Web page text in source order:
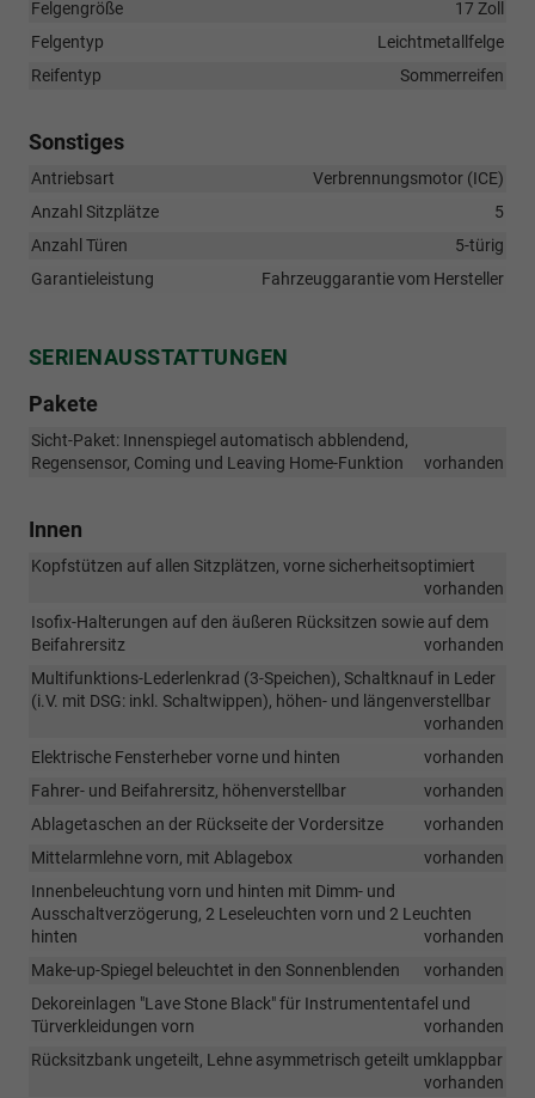
Felgengröße
17 Zoll
Felgentyp
Leichtmetallfelge
Reifentyp
Sommerreifen
Sonstiges
Antriebsart
Verbrennungsmotor (ICE)
Anzahl Sitzplätze
5
Anzahl Türen
5-türig
Garantieleistung
Fahrzeuggarantie vom Hersteller
SERIENAUSSTATTUNGEN
Pakete
Sicht-Paket: Innenspiegel automatisch abblendend,
Regensensor, Coming und Leaving Home-Funktion
vorhanden
Innen
Kopfstützen auf allen Sitzplätzen, vorne sicherheitsoptimiert
vorhanden
Isofix-Halterungen auf den äußeren Rücksitzen sowie auf dem
Beifahrersitz
vorhanden
Multifunktions-Lederlenkrad (3-Speichen), Schaltknauf in Leder
(i.V. mit DSG: inkl. Schaltwippen), höhen- und längenverstellbar
vorhanden
Elektrische Fensterheber vorne und hinten
vorhanden
Fahrer- und Beifahrersitz, höhenverstellbar
vorhanden
Ablagetaschen an der Rückseite der Vordersitze
vorhanden
Mittelarmlehne vorn, mit Ablagebox
vorhanden
Innenbeleuchtung vorn und hinten mit Dimm- und
Ausschaltverzögerung, 2 Leseleuchten vorn und 2 Leuchten
hinten
vorhanden
Make-up-Spiegel beleuchtet in den Sonnenblenden
vorhanden
Dekoreinlagen "Lave Stone Black" für Instrumententafel und
Türverkleidungen vorn
vorhanden
Rücksitzbank ungeteilt, Lehne asymmetrisch geteilt umklappbar
vorhanden